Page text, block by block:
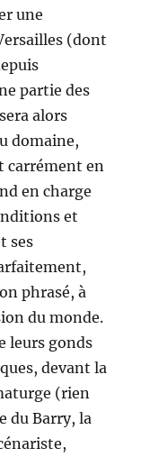
une
(dont
partie des
alors
domaine,
carrément en
en charge
et
ses
phrasé, à
du monde.
leurs gonds
devant la
(rien
du Barry, la